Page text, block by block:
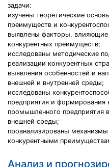
задачи:
изучены теоретические
преимуществ и
выявлены факторы, влияющие
конкурентных преимуществ;
исследованы методические
реализации конкурентных
выявления особенностей и
внешней и внутренней среды;
исследованы
предприятия и формирования
промышленного предприятия
внешней среды;
проанализированы
конкурентными
Анализ и